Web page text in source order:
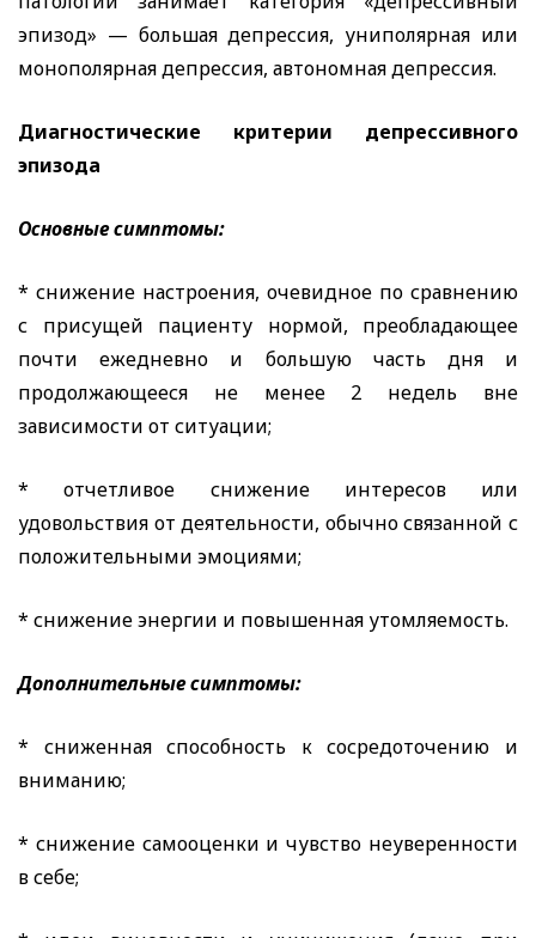
эпизод» — большая депрессия, униполярная или
монополярная депрессия, автономная депрессия.
Диагностические критерии депрессивного
эпизода
Основные симптомы:
* снижение настроения, очевидное по сравнению
с присущей пациенту нормой, преобладающее
почти ежедневно и большую часть дня и
продолжающееся не менее 2 недель вне
зависимости от ситуации;
* отчетливое снижение интересов или
удовольствия от деятельности, обычно связанной с
положительными эмоциями;
* снижение энергии и повышенная утомляемость.
Дополнительные симптомы:
* сниженная способность к сосредоточению и
вниманию;
* снижение самооценки и чувство неуверенности
в себе;